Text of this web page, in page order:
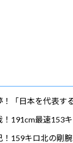
「日本を代表す
191cm最速153
159キロ北の剛